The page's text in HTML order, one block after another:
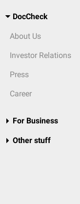
DocCheck
About Us
Investor Relations
Press
Career
For Business
Other stuff